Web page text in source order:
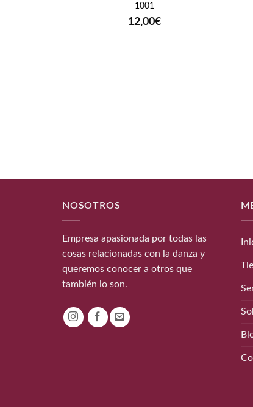
1001
12,00€
NOSOTROS
Empresa apasionada por todas las
cosas relacionadas con la danza y
queremos conocer a otros que
también lo son.